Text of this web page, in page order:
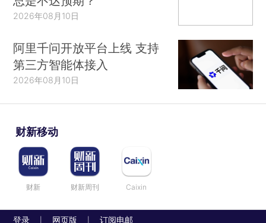
2026年08月10日
阿里千问开放平台上线 支持
第三方智能体接入
2026年08月10日
财新移动
财新 财新周刊 Caixin
登录 网页版 订阅电邮